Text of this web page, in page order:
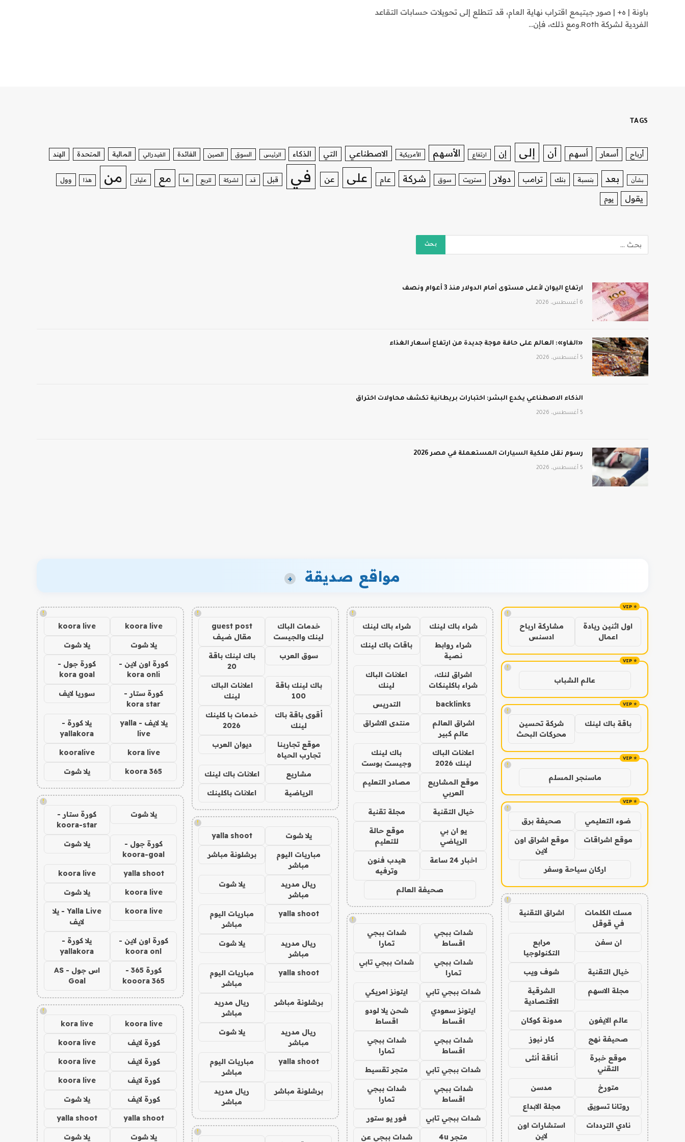
باونة | ه+ | صور جيتيمع اقتراب نهاية العام، قد تتطلع إلى تحويلات حسابات التقاعد
الفردية لشركة Roth.ومع ذلك، فإن…
TAGS
أرباح أسعار أسهم أن إلى إن ارتفاع الأسهم الأمريكية الاصطناعي التي الذكاء الرئيس السوق الصين الفائدة الفيدرالي المالية المتحدة الهند
بشأن بعد بنسبة بنك ترامب دولار ستريت سوق شركة عام على عن في قبل قد لشركة للربع ما مع مليار من هذا وول
يقول يوم
ارتفاع اليوان لأعلى مستوى أمام الدولار منذ 3 أعوام ونصف
6 أغسطس، 2026
«الفاو»: العالم على حافة موجة جديدة من ارتفاع أسعار الغذاء
5 أغسطس، 2026
الذكاء الاصطناعي يخدع البشر: اختبارات بريطانية تكشف محاولات اختراق
5 أغسطس، 2026
رسوم نقل ملكية السيارات المستعملة في مصر 2026
5 أغسطس، 2026
مواقع صديقة +
!
اول اثنين ريادة
اعمال
مشاركة ارباح
ادسنس
!
عالم الشباب
!
باقة باك لينك
شركة تحسين
محركات البحث
!
ماسنجر المسلم
!
ضوء التعليمي صحيفة برق
موقع اشراقات
موقع اشراق اون
لاين
اركان سياحة وسفر
!
مسك الكلمات
في قوقل
اشراق التقنية
ان سفن
مرابع
التكنولوجيا
خيال التقنية شوف ويب
مجلة الاسهم
الشرقية
الاقتصادية
عالم الايفون مدونة كوكان
صحيفة نهج كار نيوز
موقع خبرة
التقني
أناقة أنثى
متورخ مدسن
روتانا تسويق مجلة الابداع
نادي الترددات
استشارات اون
لاين
!
شراء باك لينك شراء باك لينك
شراء روابط
نصية
باقات باك لينك
اشراق لنك،
شراء باكلينكات
اعلانات الباك
لينك
backlinks التدريس
اشراق العالم
عالم كبير
منتدى الاشراق
اعلانات الباك
لينك 2026
باك لينك
وجيست بوست
موقع المشاريع
العربي
مصادر التعليم
خيال التقنية مجلة تقنية
يو ان بي
الرياضي
موقع حالة
للتعليم
اخبار 24 ساعة
هيدب فنون
وترفيه
صحيفة العالم
!
شدات ببجي
اقساط
شدات ببجي
تمارا
شدات ببجي
تمارا
شدات ببجي تابي
شدات ببجي تابي ايتونز امريكي
ايتونز سعودي
اقساط
شحن يلا لودو
اقساط
شدات ببجي
اقساط
شدات ببجي
تمارا
شدات ببجي تابي متجر تقسيط
شدات ببجي
اقساط
شدات ببجي
تمارا
شدات ببجي تابي فور يو ستور
متجر 4u شدات ببجي عن
!
خدمات الباك
لينك والجيست
guest post
مقال ضيف
سوق العرب
باك لينك باقة
20
باك لينك باقة
100
اعلانات الباك
لينك
أقوى باقة باك
لينك
خدمات با كلينك
2026
موقع تجاربنا
تجارب الحياه
ديوان العرب
مشاريع اعلانات باك لينك
الرياضية اعلانات باكلينك
!
يلا شوت yalla shoot
مباريات اليوم
مباشر
برشلونة مباشر
ريال مدريد
مباشر
يلا شوت
yalla shoot
مباريات اليوم
مباشر
ريال مدريد
مباشر
يلا شوت
yalla shoot
مباريات اليوم
مباشر
برشلونة مباشر
ريال مدريد
مباشر
ريال مدريد
مباشر
يلا شوت
yalla shoot
مباريات اليوم
مباشر
برشلونة مباشر
ريال مدريد
مباشر
!
!
koora live
koora live
يلا شوت يلا شوت
كورة اون لاين -
kora onli
كورة جول -
kora goal
كورة ستار -
kora star
سوريا لايف
يلا لايف - yalla
live
يلا كورة -
yallakora
kora live
kooralive
koora 365 يلا شوت
!
يلا شوت
كورة ستار -
koora-star
كورة جول -
koora-goal
يلا شوت
yalla shoot
koora live
koora live يلا شوت
koora live
Yalla Live - يلا
لايف
كورة اون لاين -
koora onl
يلا كورة -
yallakora
كورة 365 -
kooora 365
اس جول - AS
Goal
!
koora live
kora live
كورة لايف koora live
كورة لايف koora live
كورة لايف koora live
كورة لايف يلا شوت
yalla shoot
yalla shoot
يلا شوت يلا شوت